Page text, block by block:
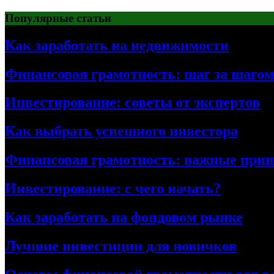
Перейти
к
содержимому
Популярные статьи
Как заработать на недвижимости
Финансовая грамотность: шаг за шагом
Инвестирование: советы от экспертов
Как выбрать успешного инвестора
Финансовая грамотность: важные
Инвестирование: с чего начать?
Как заработать на фондовом рынке
Лучшие инвестиции для новичков